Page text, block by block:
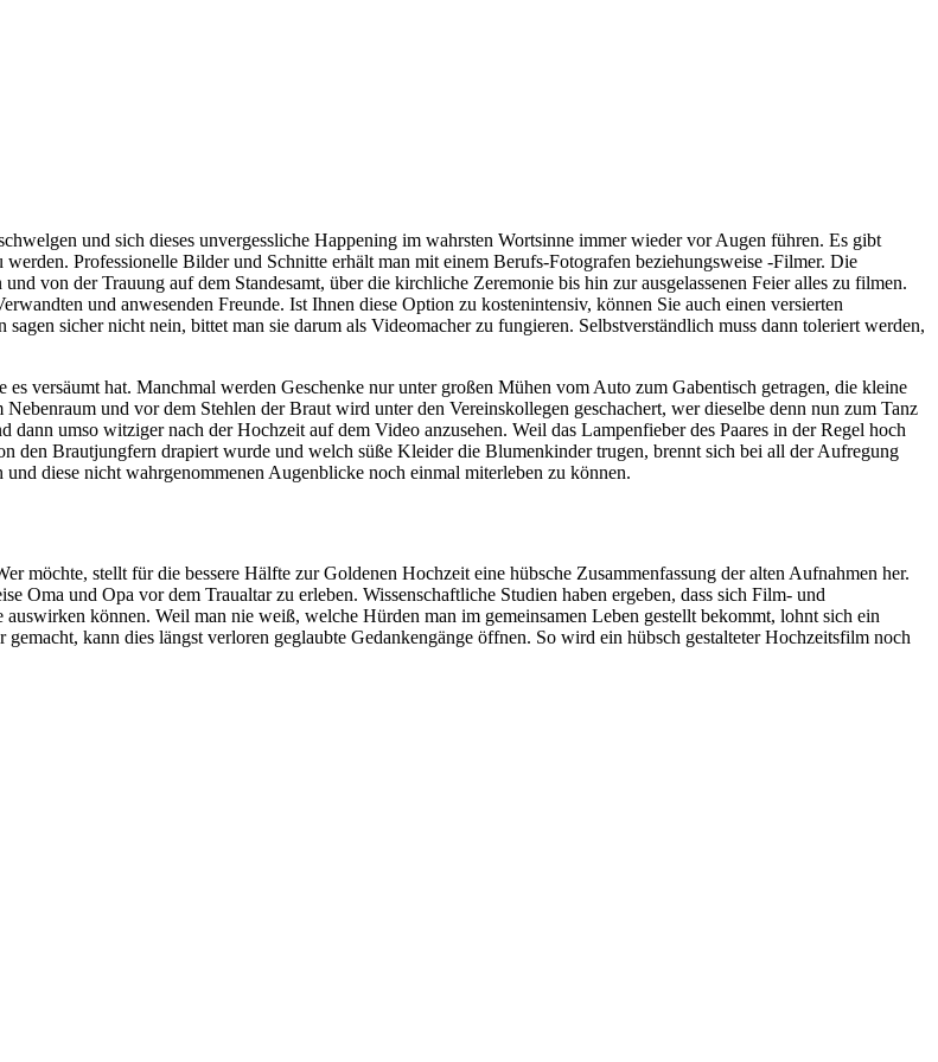
und sich dieses unvergessliche Happening im wahrsten Wortsinne immer wieder vor Augen führen. Es gibt
Professionelle Bilder und Schnitte erhält man mit einem Berufs-Fotografen beziehungsweise -Filmer. Die
von der Trauung auf dem Standesamt, über die kirchliche Zeremonie bis hin zur ausgelassenen Feier alles zu filmen.
und anwesenden Freunde. Ist Ihnen diese Option zu kostenintensiv, können Sie auch einen versierten
sicher nicht nein, bittet man sie darum als Videomacher zu fungieren. Selbstverständlich muss dann toleriert werden,
versäumt hat. Manchmal werden Geschenke nur unter großen Mühen vom Auto zum Gabentisch getragen, die kleine
und vor dem Stehlen der Braut wird unter den Vereinskollegen geschachert, wer dieselbe denn nun zum Tanz
umso witziger nach der Hochzeit auf dem Video anzusehen. Weil das Lampenfieber des Paares in der Regel hoch
den Brautjungfern drapiert wurde und welch süße Kleider die Blumenkinder trugen, brennt sich bei all der Aufregung
diese nicht wahrgenommenen Augenblicke noch einmal miterleben zu können.
möchte, stellt für die bessere Hälfte zur Goldenen Hochzeit eine hübsche Zusammenfassung der alten Aufnahmen her.
Oma und Opa vor dem Traualtar zu erleben. Wissenschaftliche Studien haben ergeben, dass sich Film- und
können. Weil man nie weiß, welche Hürden man im gemeinsamen Leben gestellt bekommt, lohnt sich ein
kann dies längst verloren geglaubte Gedankengänge öffnen. So wird ein hübsch gestalteter Hochzeitsfilm noch